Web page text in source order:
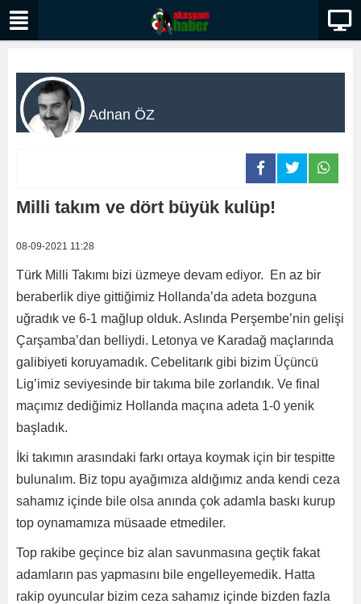
Adnan ÖZ
Milli takım ve dört büyük kulüp!
08-09-2021 11:28
Türk Milli Takımı bizi üzmeye devam ediyor. En az bir
beraberlik diye gittiğimiz Hollanda’da adeta bozguna
uğradık ve 6-1 mağlup olduk. Aslında Perşembe’nin gelişi
Çarşamba’dan belliydi. Letonya ve Karadağ maçlarında
galibiyeti koruyamadık. Cebelitarık gibi bizim Üçüncü
Lig’imiz seviyesinde bir takıma bile zorlandık. Ve final
maçımız dediğimiz Hollanda maçına adeta 1-0 yenik
başladık.
İki takımın arasındaki farkı ortaya koymak için bir tespitte
bulunalım. Biz topu ayağımıza aldığımız anda kendi ceza
sahamız içinde bile olsa anında çok adamla baskı kurup
top oynamamıza müsaade etmediler.
Top rakibe geçince biz alan savunmasına geçtik fakat
adamların pas yapmasını bile engelleyemedik. Hatta
rakip oyuncular bizim ceza sahamız içinde bizden fazla